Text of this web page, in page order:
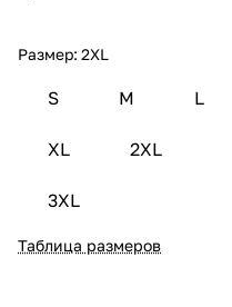
Размер: 2XL
S M L
XL 2XL
3XL
Таблица размеров